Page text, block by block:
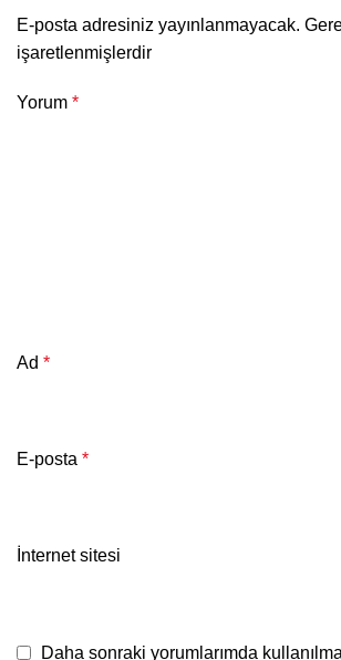
E-posta adresiniz yayınlanmayacak.
işaretlenmişlerdir
Yorum *
Ad *
E-posta *
İnternet sitesi
Daha sonraki yorumlarımda